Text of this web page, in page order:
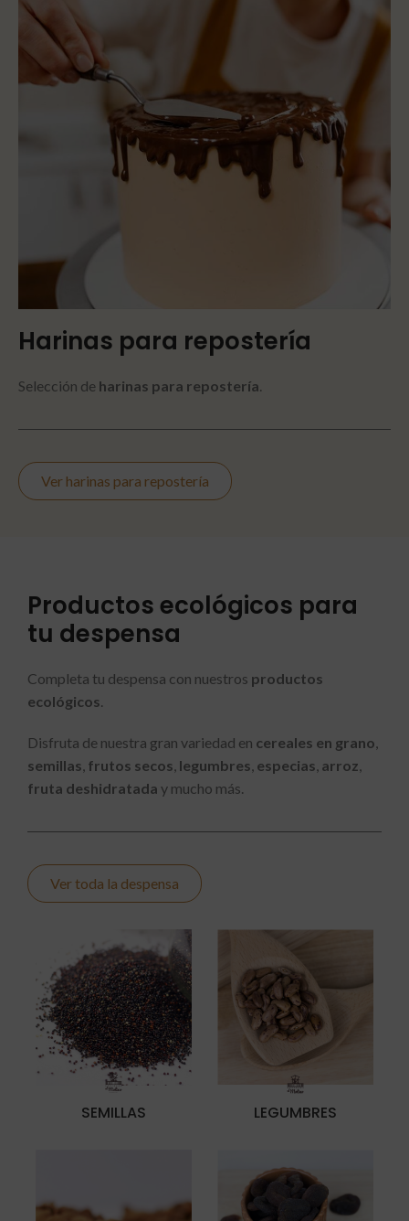
Harinas para repostería
Selección de harinas para repostería.
Ver harinas para repostería
Productos ecológicos para
tu despensa
Completa tu despensa con nuestros productos
ecológicos.
Disfruta de nuestra gran variedad en cereales en grano,
semillas, frutos secos, legumbres, especias, arroz,
fruta deshidratada y mucho más.
Ver toda la despensa
SEMILLAS LEGUMBRES